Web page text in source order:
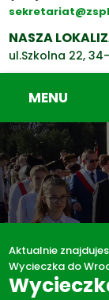
NASZA
ul.Szkolna 22,
Aktualnie
Wycieczka do
MENU